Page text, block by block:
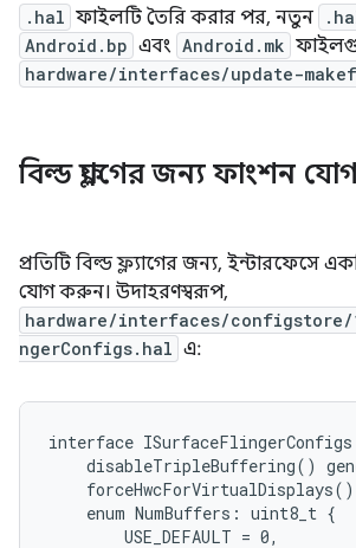
.hal ফাইলটি তৈরি করার পর, নতুন
Android.bp এবং Android.mk
hardware/interfaces/update-
বিল্ড ফ্ল্যাগের জন্য ফাংশন
প্রতিটি বিল্ড ফ্ল্যাগের জন্য, ইন্টারফেসে
যোগ করুন। উদাহরণস্বরূপ,
hardware/interfaces/
ngerConfigs.hal এ:
interface
disableTripleBuffering()
    enum NumBuffers: uint8_t {
        USE_DEFAULT = 0,